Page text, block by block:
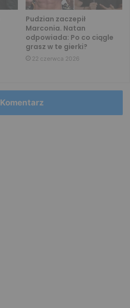
Pudzian zaczepił
Marconia. Natan
odpowiada: Po co ciągle
grasz w te gierki?
22 czerwca 2026
Komentarz